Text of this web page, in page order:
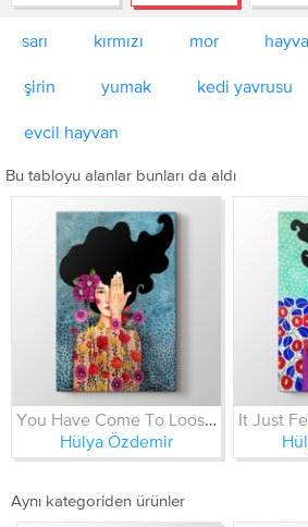
sarı kırmızı mor
şirin yumak kedi yavrusu
evcil hayvan
Bu tabloyu alanlar bunları da aldı
Hülya Özdemir
Aynı kategoriden ürünler